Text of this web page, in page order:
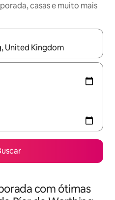
casas e muito mais
disponíveis, explore-os
com ótimas